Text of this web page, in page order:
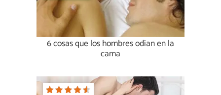
6 cosas que los hombres odian en la
cama